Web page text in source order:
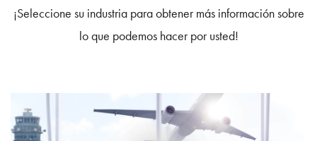
¡Seleccione su industria para obtener más información sobre
lo que podemos hacer por usted!